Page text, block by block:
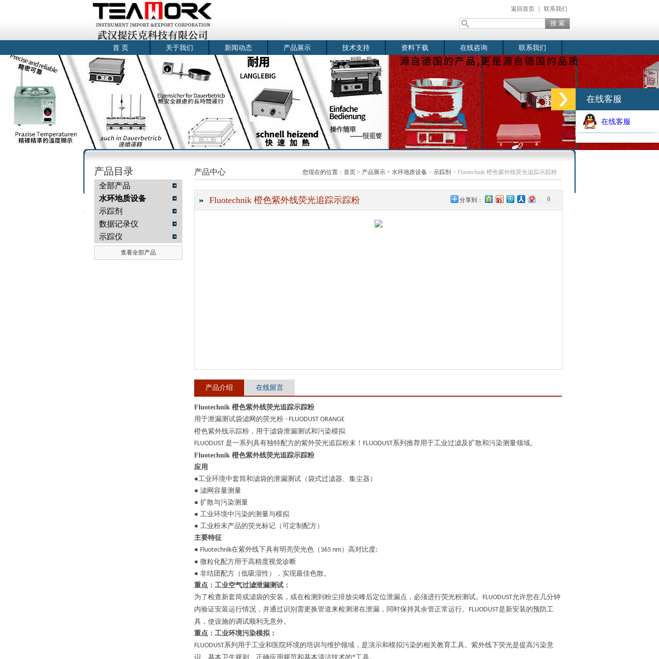
武汉提沃克科技有限公司
返回首页 联系我们
首 页 关于我们 新闻动态 产品展示 技术支持 资料下载 在线咨询 联系我们
产品目录
全部产品
水环地质设备
示踪剂
数据记录仪
示踪仪
查看全部产品
产品中心 您现在的位置： 首页 > 产品展示 > 水环地质设备 > 示踪剂 > Fluotechnik 橙色紫外线荧光追踪示踪粉
Fluotechnik 橙色紫外线荧光追踪示踪粉 分享到： 0
产品介绍 在线留言
Fluotechnik 橙色紫外线荧光追踪示踪粉
用于泄漏测试袋滤网的荧光粉 - FLUODUST ORANGE
橙色紫外线示踪粉，用于滤袋泄漏测试和污染模拟
FLUODUST 是一系列具有独特配方的紫外荧光追踪粉末！ FLUODUST系列推荐用于工业过滤及扩散和污染测量领域。
Fluotechnik 橙色紫外线荧光追踪示踪粉
应用
●工业环境中套筒和滤袋的泄漏测试（袋式过滤器、集尘器）
● 滤网容量测量
● 扩散与污染测量
● 工业环境中污染的测量与模拟
● 工业粉末产品的荧光标记（可定制配方）
主要特征
● Fluotechnik在紫外线下具有明亮荧光色（ 365 nm）高对比度;
● 微粒化配方用于高精度视觉诊断
● 非结团配方（低吸湿性），实现最佳色散。
重点：工业空气过滤泄漏测试：
为了检查新套筒或滤袋的安装，或在检测到粉尘排放尖峰后定位泄漏点，必须进行荧光粉测试。 FLUODUST允许您在几分钟
内验证安装运行情况，并通过识别需更换管道来检测潜在泄漏，同时保持其余管正常运行。 FLUODUST是新安装的预防工
具，使设施的调试顺利无意外。
重点：工业环境污染模拟：
FLUODUST系列用于工业和医院环境的培训与维护领域，是演示和模拟污染的相关教育工具。紫外线下荧光是提高污染意
识、基本卫生规则、正确应用规范和基本清洁技术的*工具。
在线客服
在线客服